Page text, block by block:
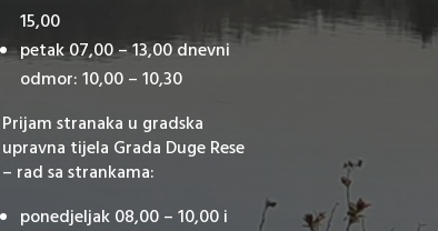
15,00
petak 07,00 – 13,00 dnevni
odmor: 10,00 – 10,30
Prijam stranaka u gradska
upravna tijela Grada Duge Rese
– rad sa strankama:
ponedjeljak 08,00 – 10,00 i